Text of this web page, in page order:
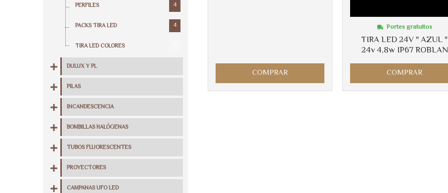
PERFILES 4
PACKS TIRA LED 4
TIRA LED COLORES
DULUX Y PL
PILAS
INCANDESCENCIA
BOMBILLAS HALÓGENAS
TUBOS FLUORESCENTES
PROYECTORES
CAMPANAS UFO LED
COMPRAR
TIRA LED 24V " AZUL "
24v 4,8w IP67 ROBLAN
Portes gratuitos
COMPRAR